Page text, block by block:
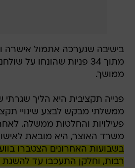
מתוך 34 פניות שהונחו על
ממושך.
פנייה תקציבית היא הליך
ממשלתי מבקש לבצע שינויי
פעילויות והחלטות ממשלה.
משרד האוצר, היא מובאת
בשבועות האחרונים הצטברו
רבות, וחלקן התעכבו עד להשגת